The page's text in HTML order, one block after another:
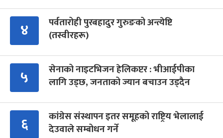
४
पर्वतारोही पुरबहादुर गुरुङको अन्त्येष्टि
(तस्वीरहरू)
५
सेनाको नाइटभिजन हेलिकप्टर : भीआईपीका
लागि उड्छ, जनताको ज्यान बचाउन उड्दैन
६
कांग्रेस संस्थापन इतर समूहको राष्ट्रिय भेलालाई
देउवाले सम्बोधन गर्ने